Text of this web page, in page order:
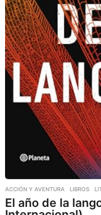
ACCIÓN Y AVENTURA ,LIBROS ,
El año de la